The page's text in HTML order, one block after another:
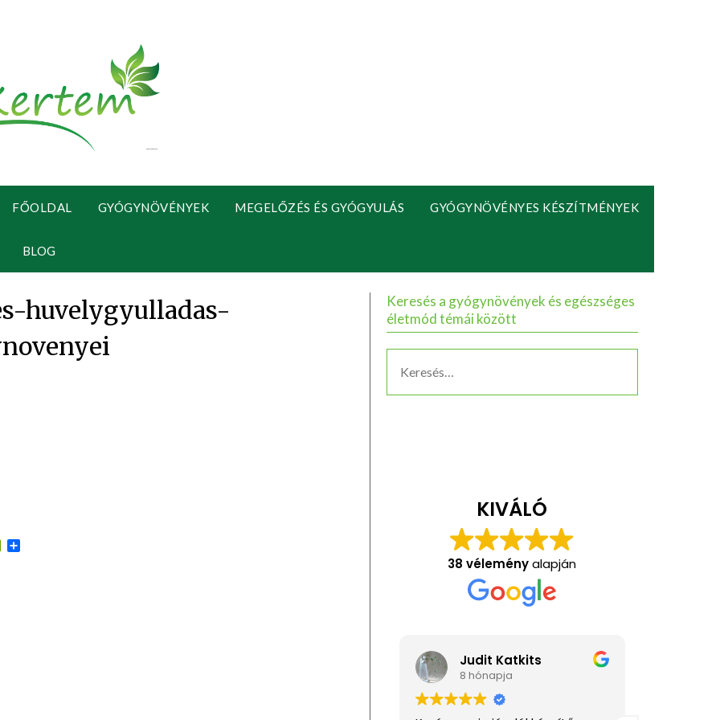
FŐOLDAL GYÓGYNÖVÉNYEK MEGELŐZÉS ÉS GYÓGYULÁS GYÓGYNÖVÉNYES KÉSZÍTMÉNYEK
BLOG
huvelygyulladas-
PrintFriendly
Keresés a gyógynövények és egészséges
életmód témái között
KIVÁLÓ
38 véleményalapján
Judit Katkits
8 hónapja